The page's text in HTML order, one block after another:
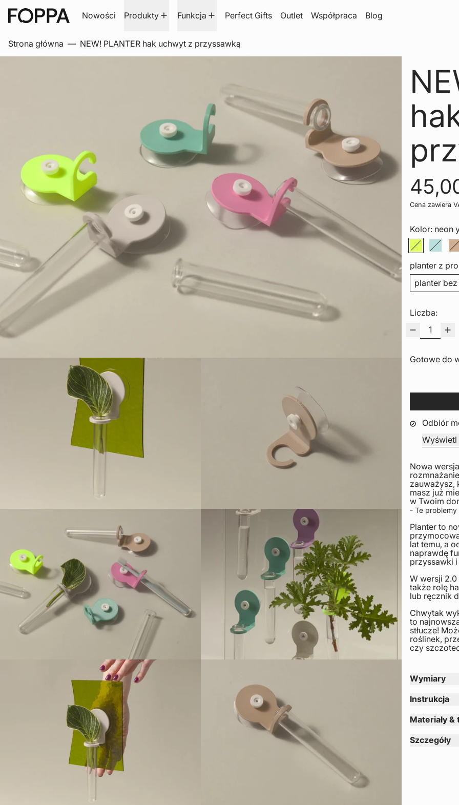
Nowości Produkty Funkcja Perfect Gifts Outlet Współpraca Blog
Strona główna — NEW! PLANTER hak uchwyt z przyssawką
Cena zawiera
Kolor: neon
neon
planter z
planter
Liczba:
Gotowe do
Odbiór
Nowa
zauważysz,
masz już
w Twoim
- Te
Planter to
lat temu, a
naprawdę
przyssawki
W wersji 2.0
także rolę
lub ręcznik
Chwytak
to
stłucze!
roślinek,
czy
Wymiary
Instrukcja
Materiały
Szczegóły